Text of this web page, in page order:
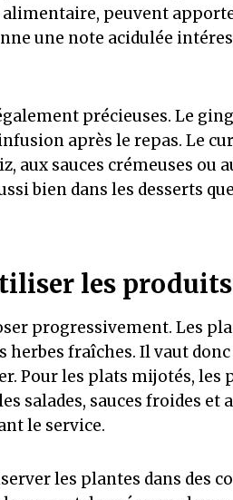
peuvent
une note acidulée
précieuses. Le
après le repas. Le
aux sauces crémeuses ou
bien dans les desserts
les
progressivement. Les
herbes fraîches. Il vaut
Pour les plats mijotés, les
salades, sauces froides
le service.
les plantes dans des